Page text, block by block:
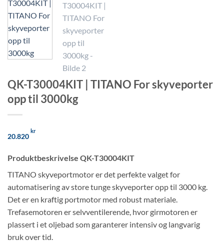
QK-T30004KIT | TITANO For skyveporter
opp til 3000kg
20.820
kr
Produktbeskrivelse QK-T30004KIT
TITANO skyveportmotor er det perfekte valget for
automatisering av store tunge skyveporter opp til 3000 kg.
Det er en kraftig portmotor med robust materiale.
Trefasemotoren er selvventilerende, hvor girmotoren er
plassert i et oljebad som garanterer intensiv og langvarig
bruk over tid.